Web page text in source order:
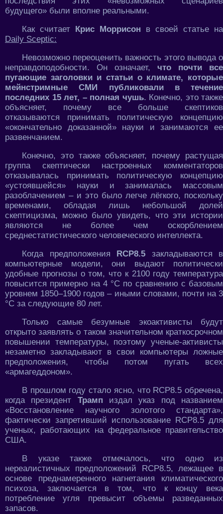
будущего» были вполне реальными.
Как считает Крис Моррисон в своей статье на
Daily Sceptic:
Невозможно переоценить важность этого вывода о
неправдоподобности. Он означает, что почти все
пугающие заголовки и статьи о климате, которые
мейнстримные СМИ публиковали в течение
последних 15 лет, – полная чушь. Конечно, это также
объясняет, почему все больше скептиков
отказываются принимать политическую концепцию
«окончательно доказанной» науки и занимаются ее
развенчанием.
Конечно, это также объясняет, почему растущая
группа скептически настроенных комментаторов
отказывалась принимать политическую концепцию
«устоявшейся» науки и занималась массовым
разоблачением – и это было легче лёгкого, поскольку
временами, обладая лишь небольшой долей
скептицизма, можно было увидеть, что эти истории
являются не более чем оскорблением
среднестатистического человеческого интеллекта.
Когда предположения RCP8.5 закладываются в
компьютерные модели, они выдают политически
удобные прогнозы о том, что к 2100 году температура
повысится примерно на 4 °C по сравнению с базовым
уровнем 1850–1900 годов – иными словами, почти на 3
°C за следующие 80 лет.
Только самые безумные экоактивисты будут
открыто заявлять о таком значительном краткосрочном
повышении температуры, поэтому ученые-активисты
незаметно закладывают в свои компьютеры ложные
предположения, чтобы потом пугать всех
«армагеддоном».
В прошлом году стало ясно, что RCP8.5 обречена,
когда президент Трамп издал указ под названием
«Восстановление научного золотого стандарта»,
фактически запретивший использование RCP8.5 для
ученых, работающих на федеральное правительство
США.
В указе также отмечалось, что одно из
нереалистичных предположений RCP8.5, лежащее в
основе преднамеренного нагнетания климатического
психоза, заключается в том, что к концу века
потребление угля превысит объемы разведанных
запасов.